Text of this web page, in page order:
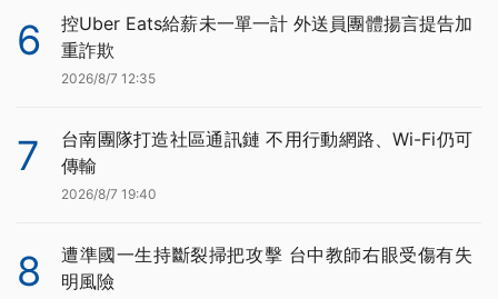
6
控Uber Eats給薪未一單一計 外送員團體揚言提告加
重詐欺
2026/8/7 12:35
7
台南團隊打造社區通訊鏈 不用行動網路、Wi-Fi仍可
傳輸
2026/8/7 19:40
8
遭準國一生持斷裂掃把攻擊 台中教師右眼受傷有失
明風險